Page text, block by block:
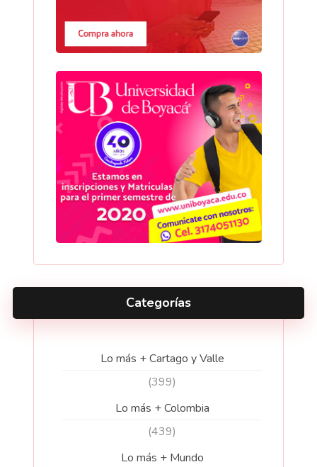
Categorías
Lo más + Cartago y Valle
(399)
Lo más + Colombia
(439)
Lo más + Mundo